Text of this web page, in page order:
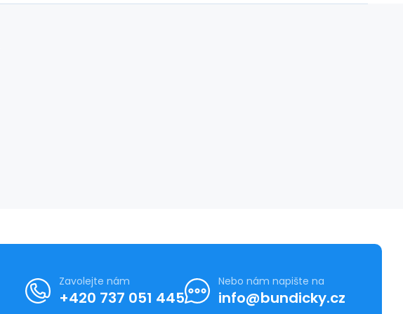
Zavolejte nám
+420 737 051 445
Nebo nám napište na
info@bundicky.cz